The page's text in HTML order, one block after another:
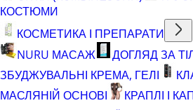
КОСТЮМИ
КОСМЕТИКА І ПРЕПАРАТИ
NURU МАСАЖ
ДОГЛЯД ЗА
ЗБУДЖУВАЛЬНІ КРЕМА, ГЕЛІ
МАСЛЯНІЙ ОСНОВІ
КРАПЛІ І